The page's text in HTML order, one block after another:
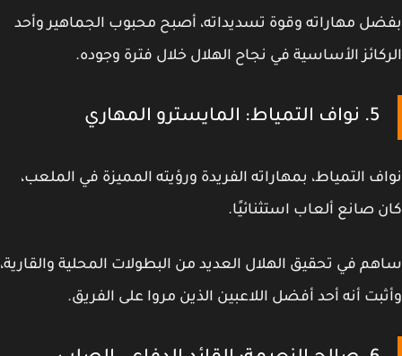
مهاراته وقوة تسديداته، أصبح محبوب الجماهير وأحد
الأساسية في نجاح الهلال خلال فترة وجوده.
التمياط، بمهاراته الفريدة ورؤيته المميزة في الملعب،
صانع ألعاب استثنائيًا.
في تحقيق الهلال العديد من البطولات المحلية والقارية،
أنه أحد أفضل اللاعبين الذين مروا على الفريق.